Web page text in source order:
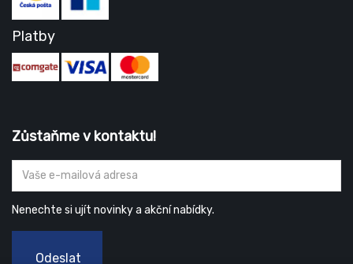
Platby
Zůstaňme v kontaktu!
Nenechte si ujít novinky a akční nabídky.
Odeslat